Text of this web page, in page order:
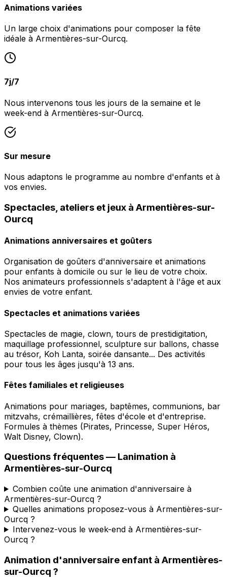
Animations variées
Un large choix d'animations pour composer la fête
idéale à Armentières-sur-Ourcq.
7j/7
Nous intervenons tous les jours de la semaine et le
week-end à Armentières-sur-Ourcq.
Sur mesure
Nous adaptons le programme au nombre d'enfants et à
vos envies.
Spectacles, ateliers et jeux à Armentières-sur-
Ourcq
Animations anniversaires et goûters
Organisation de goûters d'anniversaire et animations
pour enfants à domicile ou sur le lieu de votre choix.
Nos animateurs professionnels s'adaptent à l'âge et aux
envies de votre enfant.
Spectacles et animations variées
Spectacles de magie, clown, tours de prestidigitation,
maquillage professionnel, sculpture sur ballons, chasse
au trésor, Koh Lanta, soirée dansante... Des activités
pour tous les âges jusqu'à 13 ans.
Fêtes familiales et religieuses
Animations pour mariages, baptêmes, communions, bar
mitzvahs, crémaillières, fêtes d'école et d'entreprise.
Formules à thèmes (Pirates, Princesse, Super Héros,
Walt Disney, Clown).
Questions fréquentes — Lanimation à
Armentières-sur-Ourcq
Combien coûte une animation d'anniversaire à
Armentières-sur-Ourcq ?
Quelles animations proposez-vous à Armentières-sur-
Ourcq ?
Intervenez-vous le week-end à Armentières-sur-
Ourcq ?
Animation d'anniversaire enfant à Armentières-
sur-Ourcq ?